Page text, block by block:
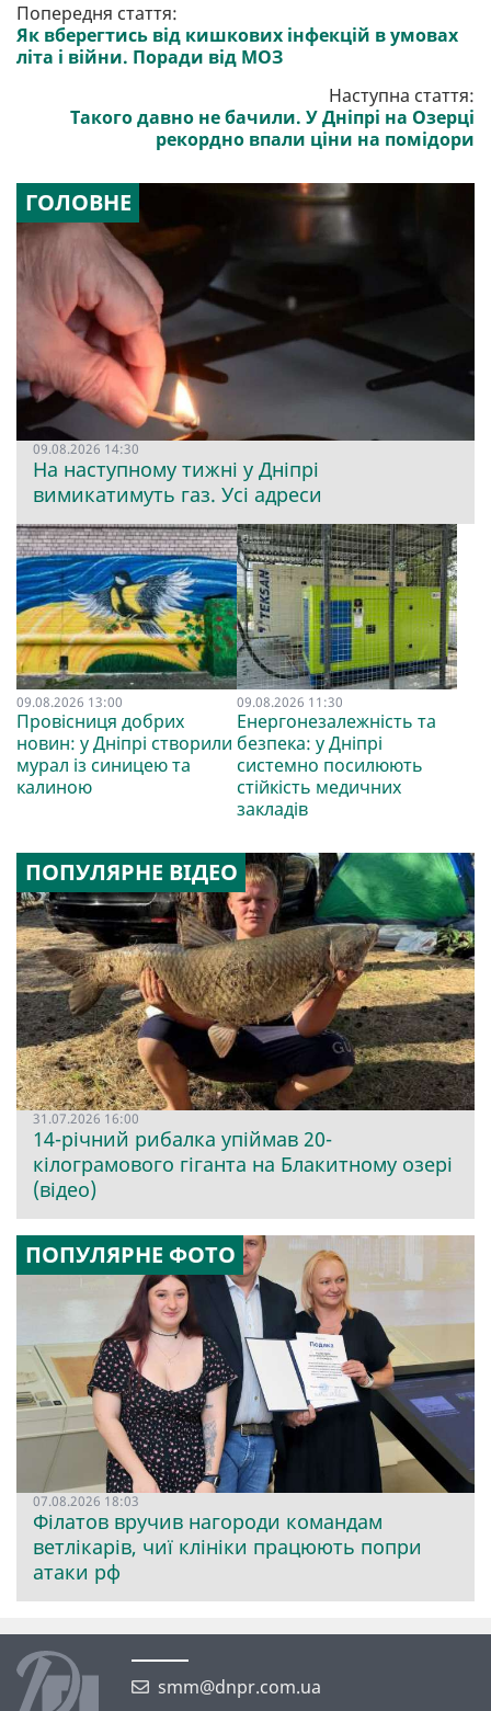
Попередня стаття:
Як вберегтись від кишкових інфекцій в умовах
літа і війни. Поради від МОЗ
Наступна стаття:
Такого давно не бачили. У Дніпрі на Озерці
рекордно впали ціни на помідори
ГОЛОВНЕ
09.08.2026 14:30
На наступному тижні у Дніпрі
вимикатимуть газ. Усі адреси
09.08.2026 13:00
Провісниця добрих
новин: у Дніпрі створили
мурал із синицею та
калиною
09.08.2026 11:30
Енергонезалежність та
безпека: у Дніпрі
системно посилюють
стійкість медичних
закладів
ПОПУЛЯРНЕ ВІДЕО
31.07.2026 16:00
14-річний рибалка упіймав 20-
кілограмового гіганта на Блакитному озері
(відео)
ПОПУЛЯРНЕ ФОТО
07.08.2026 18:03
Філатов вручив нагороди командам
ветлікарів, чиї клініки працюють попри
атаки рф
smm@dnpr.com.ua